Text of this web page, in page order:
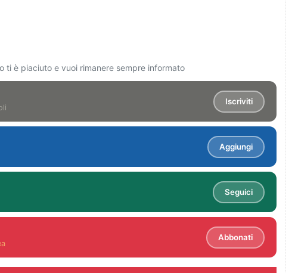
ti è piaciuto e vuoi rimanere sempre informato
Iscriviti
Aggiungi
Seguici
Abbonati